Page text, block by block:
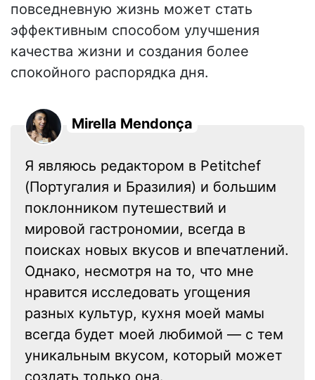
повседневную жизнь может стать
эффективным способом улучшения
качества жизни и создания более
спокойного распорядка дня.
Mirella Mendonça
Я являюсь редактором в Petitchef
(Португалия и Бразилия) и большим
поклонником путешествий и
мировой гастрономии, всегда в
поисках новых вкусов и впечатлений.
Однако, несмотря на то, что мне
нравится исследовать угощения
разных культур, кухня моей мамы
всегда будет моей любимой — с тем
уникальным вкусом, который может